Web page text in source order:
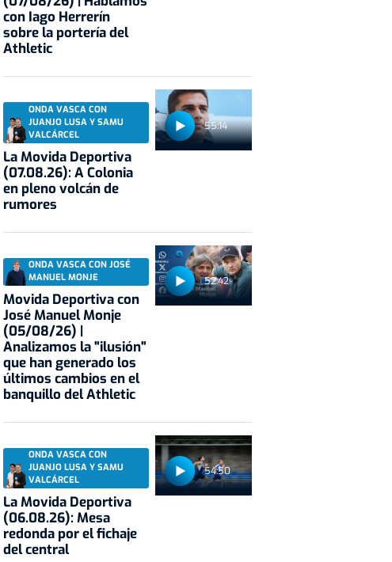
con Iago Herrerín
sobre la portería del
Athletic
55:14
ONDA VASCA CON
JUANJO LUSA Y SAMU
VALCÁRCEL
La Movida Deportiva
(07.08.26): A Colonia
en pleno volcán de
rumores
52:42
ONDA VASCA CON JOSÉ
MANUEL MONJE
Movida Deportiva con
José Manuel Monje
(05/08/26) |
Analizamos la "ilusión"
que han generado los
últimos cambios en el
banquillo del Athletic
54:50
ONDA VASCA CON
JUANJO LUSA Y SAMU
VALCÁRCEL
La Movida Deportiva
(06.08.26): Mesa
redonda por el fichaje
del central